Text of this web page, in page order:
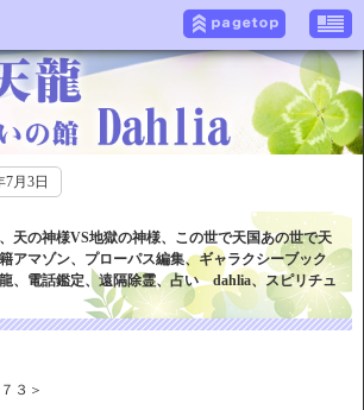
7月3日
天の神様VS地獄の神様、この世で天国あの世で天
アマゾン、プローパス編集、ギャラクシーブック
、電話鑑定、遠隔除霊、占い dahlia、スピリチュ
３＞